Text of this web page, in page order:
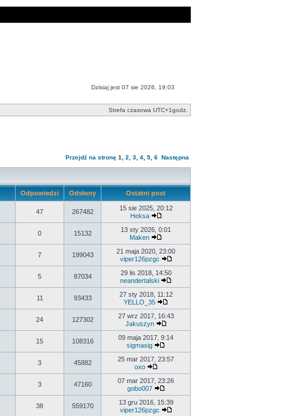
Dzisiaj jest 07 sie 2026, 19:03
Strefa czasowa UTC+1godz.
Przejdź na stronę 1 2 3 4 5 6 Następna
Odpowiedzi Odsłony Ostatni post
47 267482
15 sie 2025, 20:12
Heksa
0 15132
13 sty 2026, 0:01
Maken
7 199043
21 maja 2020, 23:00
viper126pzgc
5 87034
29 lis 2018, 14:50
neandertalski
11 93433
27 sty 2018, 11:12
YELLO_35
24 127302
27 wrz 2017, 16:43
Jakuszyn
15 108316
09 maja 2017, 9:14
sigmasig
3 45882
25 mar 2017, 23:57
oxo
3 47160
07 mar 2017, 23:26
gobo007
38 559170
13 gru 2016, 15:39
viper126pzgc